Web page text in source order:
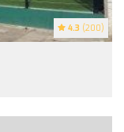
4.3 (200)